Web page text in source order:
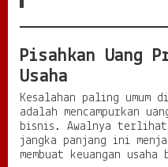
h
m
a
Pisahkan Uang
Usaha
Kesalahan paling umum
adalah mencampurkan
bisnis. Awalnya
jangka panjang ini
membuat keuangan usaha